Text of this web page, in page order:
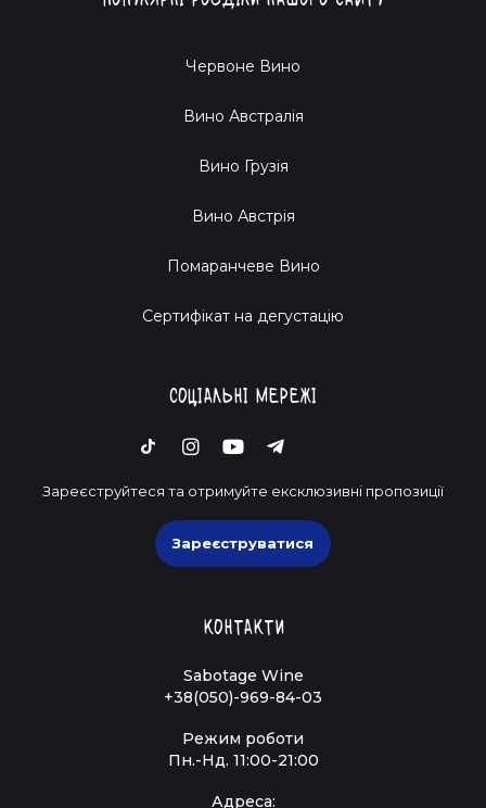
Червоне Вино
Вино Австралія
Вино Грузія
Вино Австрія
Помаранчеве Вино
Cертифікат на дегустацію
Соціальні мережі
Зареєструйтеся та отримуйте ексклюзивні пропозиції
Зареєструватися
Контакти
Sabotage Wine
+38(050)-969-84-03
Режим роботи
Пн.-Нд. 11:00-21:00
Адреса: